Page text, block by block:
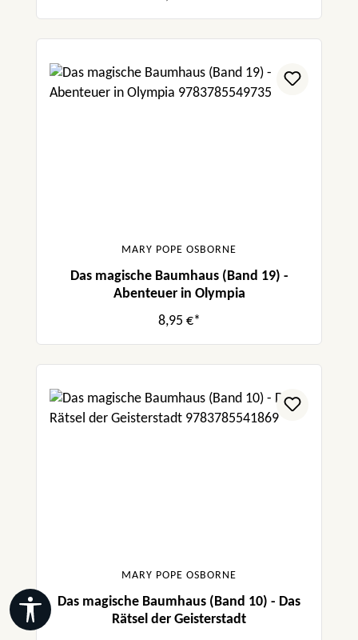
MARY POPE OSBORNE
Das magische Baumhaus (Band 19) -
Abenteuer in Olympia
8,95 €*
MARY POPE OSBORNE
Das magische Baumhaus (Band 10) - Das
Rätsel der Geisterstadt
Werkzeugleiste anzeigen